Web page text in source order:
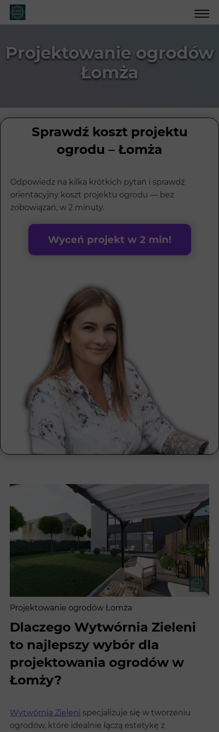
Projektowanie ogrodów
Łomża
Sprawdź koszt projektu
ogrodu – Łomża
Odpowiedz na kilka krótkich pytań i sprawdź
orientacyjny koszt projektu ogrodu — bez
zobowiązań, w 2 minuty.
Wyceń projekt w 2 min!
Projektowanie ogrodów Łomża
Dlaczego Wytwórnia Zieleni
to najlepszy wybór dla
projektowania ogrodów w
Łomży?
Wytwórnia Zieleni specjalizuje się w tworzeniu
ogrodów, które idealnie łączą estetykę z